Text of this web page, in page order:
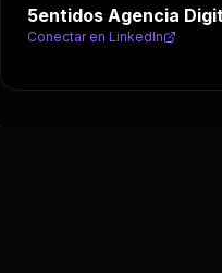
5entidos Agencia
Conectar en LinkedIn